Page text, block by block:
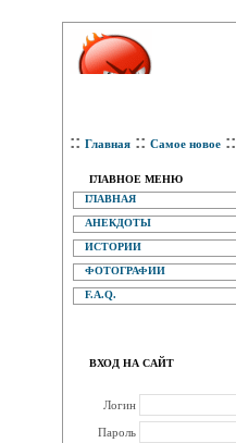
:: Главная :: Самое новое ::
ГЛАВНОЕ МЕНЮ
ГЛАВНАЯ
АНЕКДОТЫ
ИСТОРИИ
ФОТОГРАФИИ
F.A.Q.
ВХОД НА САЙТ
Логин
Пароль